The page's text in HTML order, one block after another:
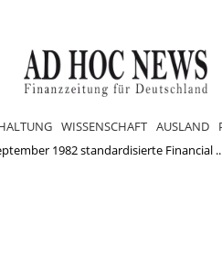
WISSENSCHAFT AUSLAND
1982 standardisierte Financial